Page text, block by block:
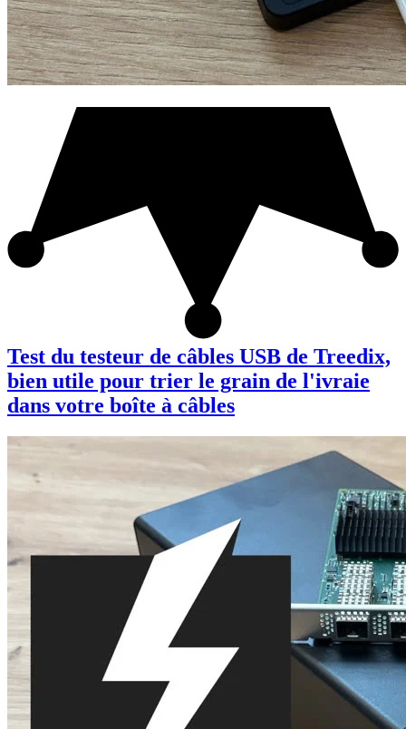
Test du testeur de câbles USB de Treedix,
bien utile pour trier le grain de l'ivraie
dans votre boîte à câbles